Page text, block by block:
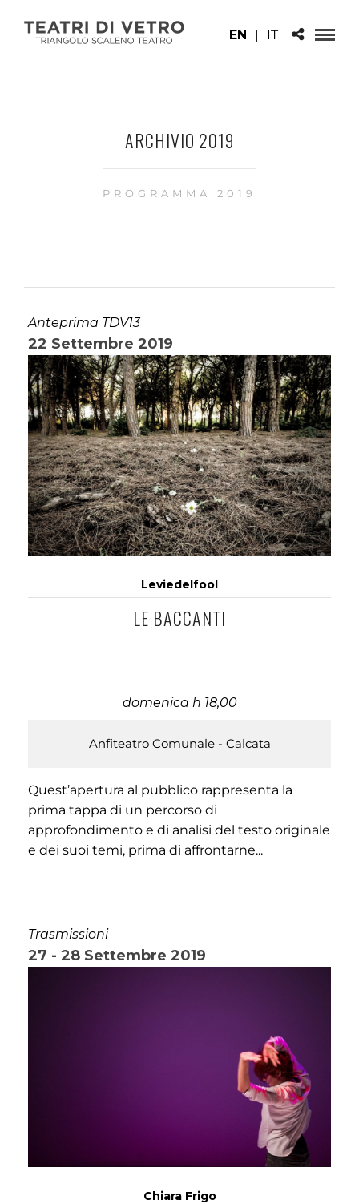
EN | IT
ARCHIVIO 2019
PROGRAMMA 2019
Anteprima TDV13
22 Settembre 2019
Leviedelfool
LE BACCANTI
domenica h 18,00
Anfiteatro Comunale - Calcata
Quest’apertura al pubblico rappresenta la
prima tappa di un percorso di
approfondimento e di analisi del testo originale
e dei suoi temi, prima di affrontarne...
Trasmissioni
27 - 28 Settembre 2019
Chiara Frigo